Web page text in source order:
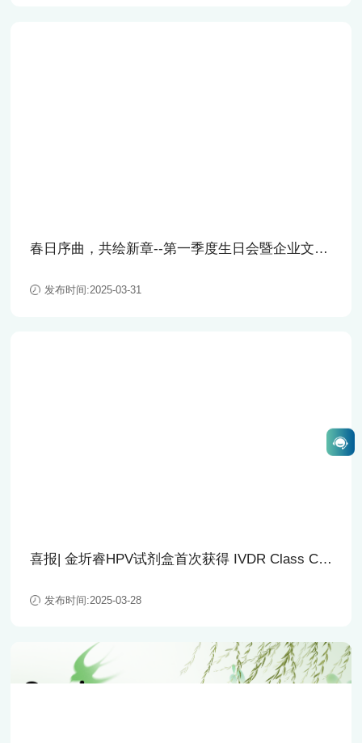
春日序曲，共绘新章--第一季度生日会暨企业文化
发布时间:2025-03-31
喜报| 金圻睿HPV试剂盒首次获得 IVDR Class C
发布时间:2025-03-28